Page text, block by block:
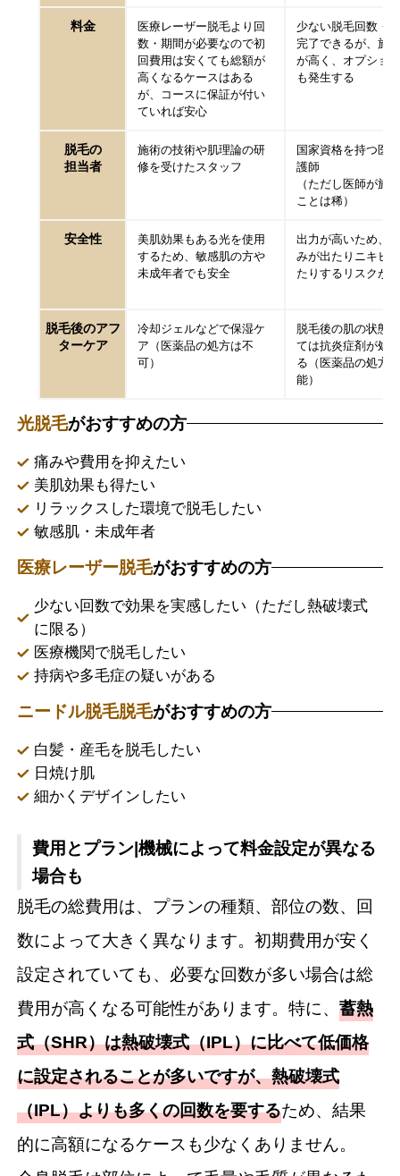
料金
医療レーザー脱毛より回
数・期間が必要なので初
回費用は安くても総額が
高くなるケースはある
が、コースに保証が付い
ていれば安心
少ない脱毛回数・
完了できるが、施
が高く、オプショ
も発生する
脱毛の
担当者
施術の技術や肌理論の研
修を受けたスタッフ
国家資格を持つ医
護師
（ただし医師が施
ことは稀）
安全性
美肌効果もある光を使用
するため、敏感肌の方や
未成年者でも安全
出力が高いため、
みが出たりニキビ
たりするリスクが
脱毛後のアフ
ターケア
冷却ジェルなどで保湿ケ
ア（医薬品の処方は不
可）
脱毛後の肌の状態
ては抗炎症剤が処
る（医薬品の処方
能）
光脱毛がおすすめの方
痛みや費用を抑えたい
美肌効果も得たい
リラックスした環境で脱毛したい
敏感肌・未成年者
医療レーザー脱毛がおすすめの方
少ない回数で効果を実感したい（ただし熱破壊式
に限る）
医療機関で脱毛したい
持病や多毛症の疑いがある
ニードル脱毛脱毛がおすすめの方
白髪・産毛を脱毛したい
日焼け肌
細かくデザインしたい
費用とプラン|機械によって料金設定が異なる
場合も
脱毛の総費用は、プランの種類、部位の数、回
数によって大きく異なります。初期費用が安く
設定されていても、必要な回数が多い場合は総
費用が高くなる可能性があります。特に、蓄熱
式（SHR）は熱破壊式（IPL）に比べて低価格
に設定されることが多いですが、熱破壊式
（IPL）よりも多くの回数を要するため、結果
的に高額になるケースも少なくありません。